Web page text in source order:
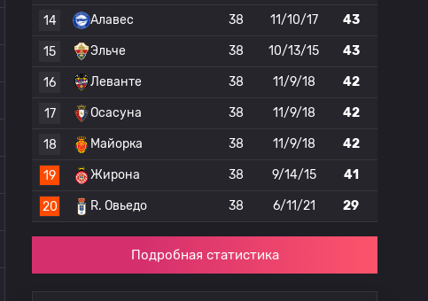
14 Алавес 38 11/10/17 43
15 Эльче 38 10/13/15 43
16 Леванте 38 11/9/18 42
17 Осасуна 38 11/9/18 42
18 Майорка 38 11/9/18 42
19 Жирона 38 9/14/15 41
20 R. Овьедо 38 6/11/21 29
Подробная статистика